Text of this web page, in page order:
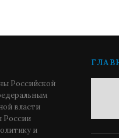
Российской
власти
России
и